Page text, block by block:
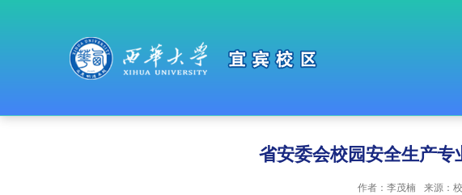
省安委会校园安全生产
作者：李茂楠 来源：